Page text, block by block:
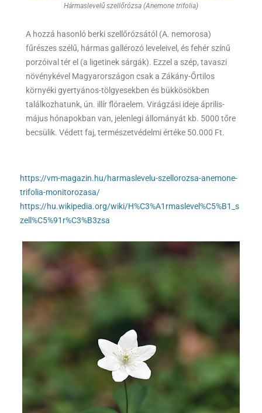
Hármaslevelű szellőrózsa (Anemone trifolia)
A hozzá hasonló berki szellőrózsától (A. nemorosa)
fűrészes szélű, hármas gallérozó leveleivel, és fehér színű
porzóival tér el (a ligetinek sárgák). Ezzel a szép, tavaszi
növénykével Magyarországon csak a Zákány-Őrtilos
környéki gyertyános-tölgyesekben és bükkösökben
találkozhatunk, ún. illír flóraelem. Virágzási ideje április-
május hónapokban van, jelenlegi állományát kb. 5000 tőre
becsülik. Védett faj, természetvédelmi értéke 50.000 Ft.
https://vm-magazin.hu/harmaslevelu-szellorozsa-anemone-
trifolia-monitorozasa/
https://hu.wikipedia.org/wiki/H%C3%A1rmaslevel%C5%B1_s
zell%C5%91r%C3%B3zsa